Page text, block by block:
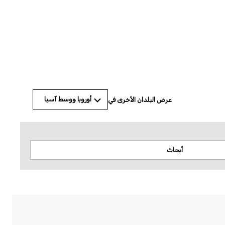
عرض البلدان الأخرى في أوروبا ووسط آسيا
أبحاث